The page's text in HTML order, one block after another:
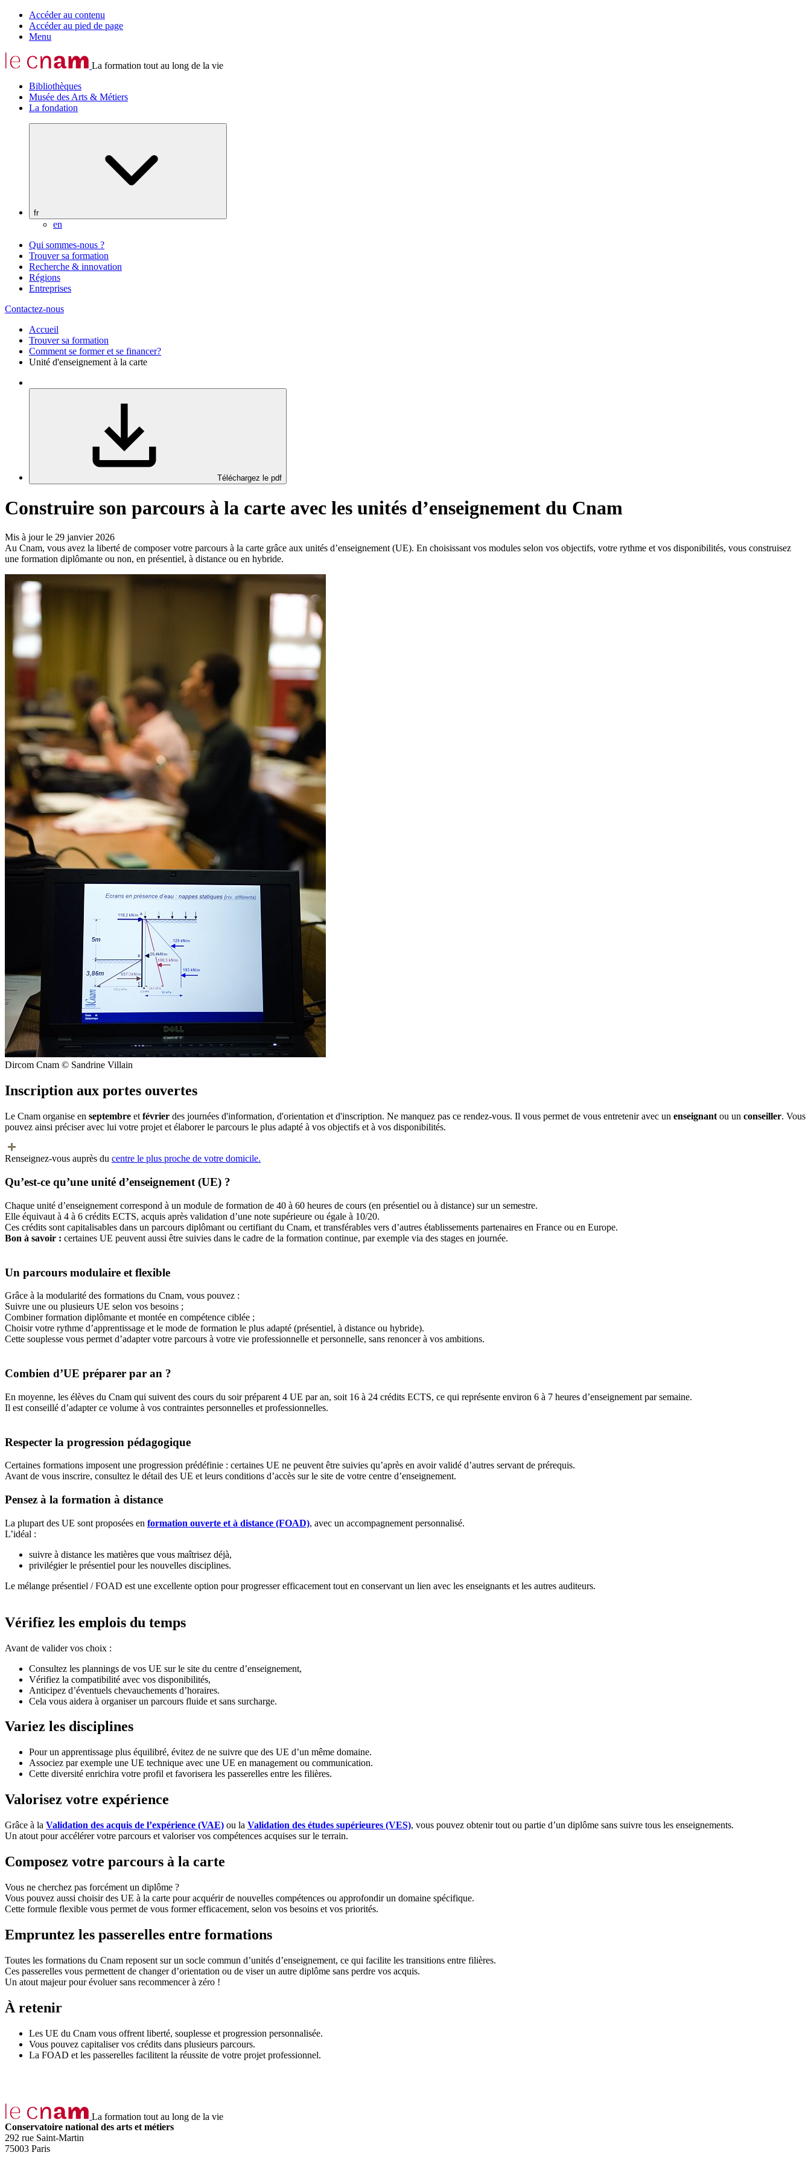
Accéder au contenu
Accéder au pied de page
Menu
La formation tout au long de la vie
Bibliothèques
Musée des Arts & Métiers
La fondation
fr
en
Qui sommes-nous ?
Trouver sa formation
Recherche & innovation
Régions
Entreprises
Contactez-nous
Accueil
Trouver sa formation
Comment se former et se financer?
Unité d'enseignement à la carte
Téléchargez le pdf
Construire son parcours à la carte avec les unités d’enseignement du Cnam
Mis à jour le 29 janvier 2026
Au Cnam, vous avez la liberté de composer votre parcours à la carte grâce aux unités d’enseignement (UE). En choisissant vos modules selon vos objectifs, votre rythme et vos disponibilités, vous construisez
une formation diplômante ou non, en présentiel, à distance ou en hybride.
Dircom Cnam © Sandrine Villain
Inscription aux portes ouvertes
Le Cnam organise en septembre et février des journées d'information, d'orientation et d'inscription. Ne manquez pas ce rendez-vous. Il vous permet de vous entretenir avec un enseignant ou un conseiller. Vous
pouvez ainsi préciser avec lui votre projet et élaborer le parcours le plus adapté à vos objectifs et à vos disponibilités.
Renseignez-vous auprès du centre le plus proche de votre domicile.
Qu’est-ce qu’une unité d’enseignement (UE) ?
Chaque unité d’enseignement correspond à un module de formation de 40 à 60 heures de cours (en présentiel ou à distance) sur un semestre.
Elle équivaut à 4 à 6 crédits ECTS, acquis après validation d’une note supérieure ou égale à 10/20.
Ces crédits sont capitalisables dans un parcours diplômant ou certifiant du Cnam, et transférables vers d’autres établissements partenaires en France ou en Europe.
Bon à savoir : certaines UE peuvent aussi être suivies dans le cadre de la formation continue, par exemple via des stages en journée.
Un parcours modulaire et flexible
Grâce à la modularité des formations du Cnam, vous pouvez :
Suivre une ou plusieurs UE selon vos besoins ;
Combiner formation diplômante et montée en compétence ciblée ;
Choisir votre rythme d’apprentissage et le mode de formation le plus adapté (présentiel, à distance ou hybride).
Cette souplesse vous permet d’adapter votre parcours à votre vie professionnelle et personnelle, sans renoncer à vos ambitions.
Combien d’UE préparer par an ?
En moyenne, les élèves du Cnam qui suivent des cours du soir préparent 4 UE par an, soit 16 à 24 crédits ECTS, ce qui représente environ 6 à 7 heures d’enseignement par semaine.
Il est conseillé d’adapter ce volume à vos contraintes personnelles et professionnelles.
Respecter la progression pédagogique
Certaines formations imposent une progression prédéfinie : certaines UE ne peuvent être suivies qu’après en avoir validé d’autres servant de prérequis.
Avant de vous inscrire, consultez le détail des UE et leurs conditions d’accès sur le site de votre centre d’enseignement.
Pensez à la formation à distance
La plupart des UE sont proposées en formation ouverte et à distance (FOAD), avec un accompagnement personnalisé.
L’idéal :
suivre à distance les matières que vous maîtrisez déjà,
privilégier le présentiel pour les nouvelles disciplines.
Le mélange présentiel / FOAD est une excellente option pour progresser efficacement tout en conservant un lien avec les enseignants et les autres auditeurs.
Vérifiez les emplois du temps
Avant de valider vos choix :
Consultez les plannings de vos UE sur le site du centre d’enseignement,
Vérifiez la compatibilité avec vos disponibilités,
Anticipez d’éventuels chevauchements d’horaires.
Cela vous aidera à organiser un parcours fluide et sans surcharge.
Variez les disciplines
Pour un apprentissage plus équilibré, évitez de ne suivre que des UE d’un même domaine.
Associez par exemple une UE technique avec une UE en management ou communication.
Cette diversité enrichira votre profil et favorisera les passerelles entre les filières.
Valorisez votre expérience
Grâce à la Validation des acquis de l’expérience (VAE) ou la Validation des études supérieures (VES), vous pouvez obtenir tout ou partie d’un diplôme sans suivre tous les enseignements.
Un atout pour accélérer votre parcours et valoriser vos compétences acquises sur le terrain.
Composez votre parcours à la carte
Vous ne cherchez pas forcément un diplôme ?
Vous pouvez aussi choisir des UE à la carte pour acquérir de nouvelles compétences ou approfondir un domaine spécifique.
Cette formule flexible vous permet de vous former efficacement, selon vos besoins et vos priorités.
Empruntez les passerelles entre formations
Toutes les formations du Cnam reposent sur un socle commun d’unités d’enseignement, ce qui facilite les transitions entre filières.
Ces passerelles vous permettent de changer d’orientation ou de viser un autre diplôme sans perdre vos acquis.
Un atout majeur pour évoluer sans recommencer à zéro !
À retenir
Les UE du Cnam vous offrent liberté, souplesse et progression personnalisée.
Vous pouvez capitaliser vos crédits dans plusieurs parcours.
La FOAD et les passerelles facilitent la réussite de votre projet professionnel.
La formation tout au long de la vie
Conservatoire national des arts et métiers
292 rue Saint-Martin
75003 Paris